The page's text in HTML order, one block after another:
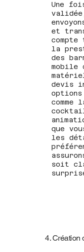
Une
et
la
des
devis
options
comme
que
les
soit
4. Création